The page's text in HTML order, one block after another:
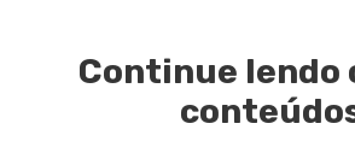
Continue lendo